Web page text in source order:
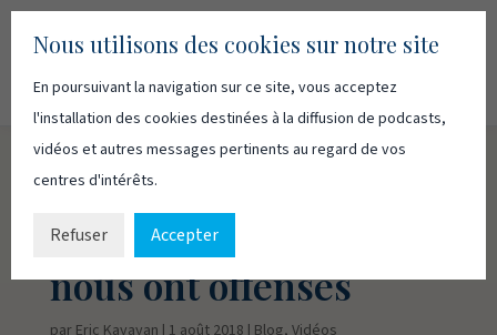
Comme nous
pardonnons à ceux qui
nous ont offensés
par Eric Kayayan | 1 août 2018 | Blog, Vidéos
Nous utilisons des cookies sur notre site
En poursuivant la navigation sur ce site, vous acceptez
l'installation des cookies destinées à la diffusion de podcasts,
vidéos et autres messages pertinents au regard de vos
centres d'intérêts.
Refuser Accepter